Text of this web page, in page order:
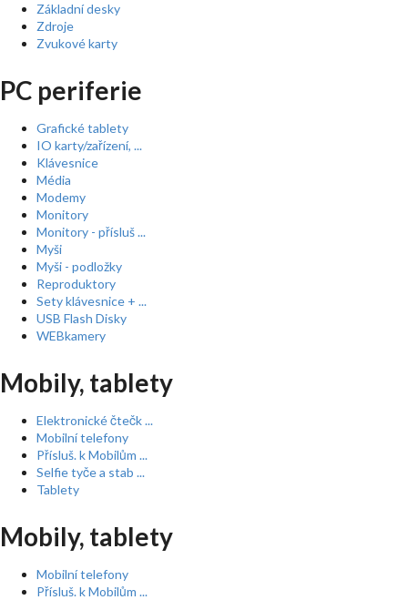
Základní desky
Zdroje
Zvukové karty
PC periferie
Grafické tablety
IO karty/zařízení, ...
Klávesnice
Média
Modemy
Monitory
Monitory - přísluš ...
Myši
Myši - podložky
Reproduktory
Sety klávesnice + ...
USB Flash Disky
WEBkamery
Mobily, tablety
Elektronické čtečk ...
Mobilní telefony
Přísluš. k Mobilům ...
Selfie tyče a stab ...
Tablety
Mobily, tablety
Mobilní telefony
Přísluš. k Mobilům ...